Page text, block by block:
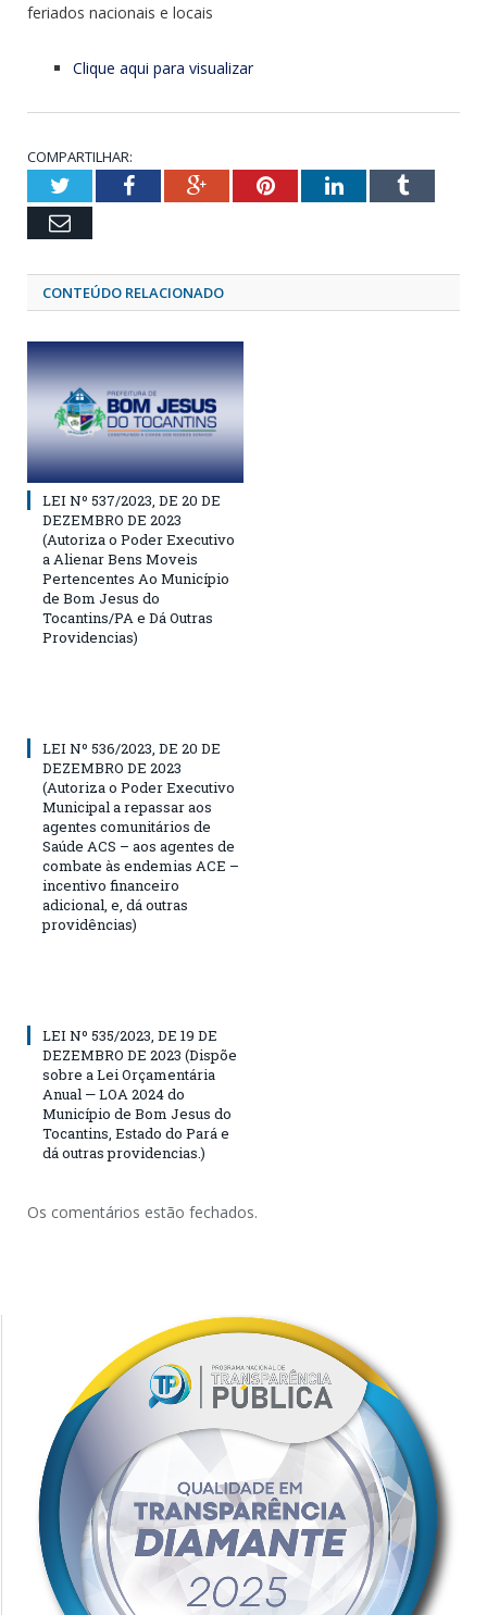
feriados nacionais e locais
Clique aqui para visualizar
COMPARTILHAR:
TwitterFacebookGoogle+PinterestLinkedInTumblr
Email
CONTEÚDO RELACIONADO
LEI Nº 537/2023, DE 20 DE
DEZEMBRO DE 2023
(Autoriza o Poder Executivo
a Alienar Bens Moveis
Pertencentes Ao Município
de Bom Jesus do
Tocantins/PA e Dá Outras
Providencias)
LEI Nº 536/2023, DE 20 DE
DEZEMBRO DE 2023
(Autoriza o Poder Executivo
Municipal a repassar aos
agentes comunitários de
Saúde ACS – aos agentes de
combate às endemias ACE –
incentivo financeiro
adicional, e, dá outras
providências)
LEI Nº 535/2023, DE 19 DE
DEZEMBRO DE 2023 (Dispõe
sobre a Lei Orçamentária
Anual — LOA 2024 do
Município de Bom Jesus do
Tocantins, Estado do Pará e
dá outras providencias.)
Os comentários estão fechados.